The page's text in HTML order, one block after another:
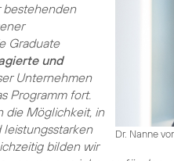
Dr. Nanne
bestehenden
Graduate
und
Unternehmen
Programm fort.
die Möglichkeit, in
bilden wir